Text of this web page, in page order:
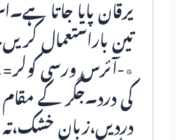
یرقان پایا جاتا
تین باراستعمال
٭-آئرس ورسی
کی درد۔جگر کے مقام
دردیں،زبان